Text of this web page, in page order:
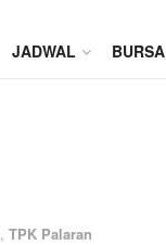
JADWAL BURSA
, TPK Palaran